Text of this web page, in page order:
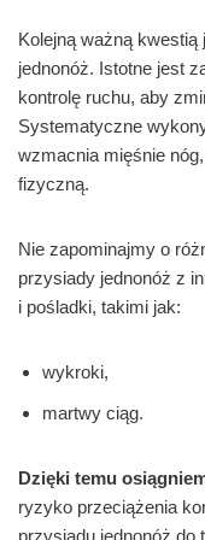
Kolejną ważną kwestią
jednonóż. Istotne jest
kontrolę ruchu, aby
Systematyczne
wzmacnia mięśnie
fizyczną.
Nie zapominajmy o
przysiady jednonóż z
i pośladki, takimi jak:
wykroki,
martwy ciąg.
Dzięki temu
ryzyko przeciążenia